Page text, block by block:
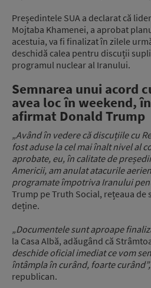
Președintele SUA a declarat că
Mojtaba Khamenei, a aprobat
acestuia, va fi finalizat în zilele
deschidă calea pentru discuții
programul nuclear al Iranului.
Semnarea unui acord
avea loc în weekend,
afirmat Donald Trump
„Având în vedere că discuțiile cu
fost aduse la cel mai înalt nivel al
aprobate, eu, în calitate de
Americii, am anulat atacurile
programate împotriva Iranului
Trump pe Truth Social, rețeaua de
deține.
„Documentele sunt aproape
la Casa Albă, adăugând că
deschide oficial imediat ce vom
întâmpla în curând, foarte curând”,
republican.